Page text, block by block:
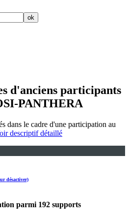
d'anciens participants
PANTHERA
dans le cadre d'une participation au
descriptif détaillé
désactiver)
parmi 192 supports